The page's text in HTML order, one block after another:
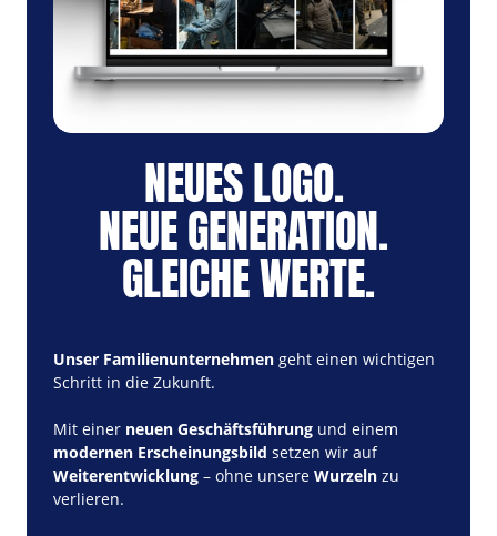
NEUES LOGO.
NEUE GENERATION.
GLEICHE WERTE.
Unser Familienunternehmen geht einen wichtigen
Schritt in die Zukunft.
Mit einer neuen Geschäftsführung
modernen Erscheinungsbild
setzen wir auf
Weiterentwicklung – ohne unsere Wurzeln zu
verlieren.